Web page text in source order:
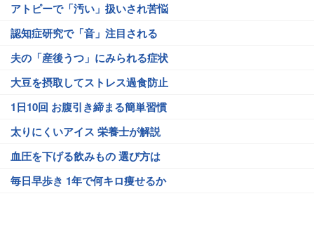
アトピーで「汚い」扱いされ苦悩
認知症研究で「音」注目される
夫の「産後うつ」にみられる症状
大豆を摂取してストレス過食防止
1日10回 お腹引き締まる簡単習慣
太りにくいアイス 栄養士が解説
血圧を下げる飲みもの 選び方は
毎日早歩き 1年で何キロ痩せるか